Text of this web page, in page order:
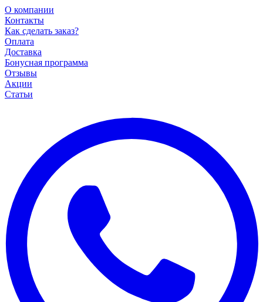
О компании
Контакты
Как сделать заказ?
Оплата
Доставка
Бонусная программа
Отзывы
Акции
Статьи